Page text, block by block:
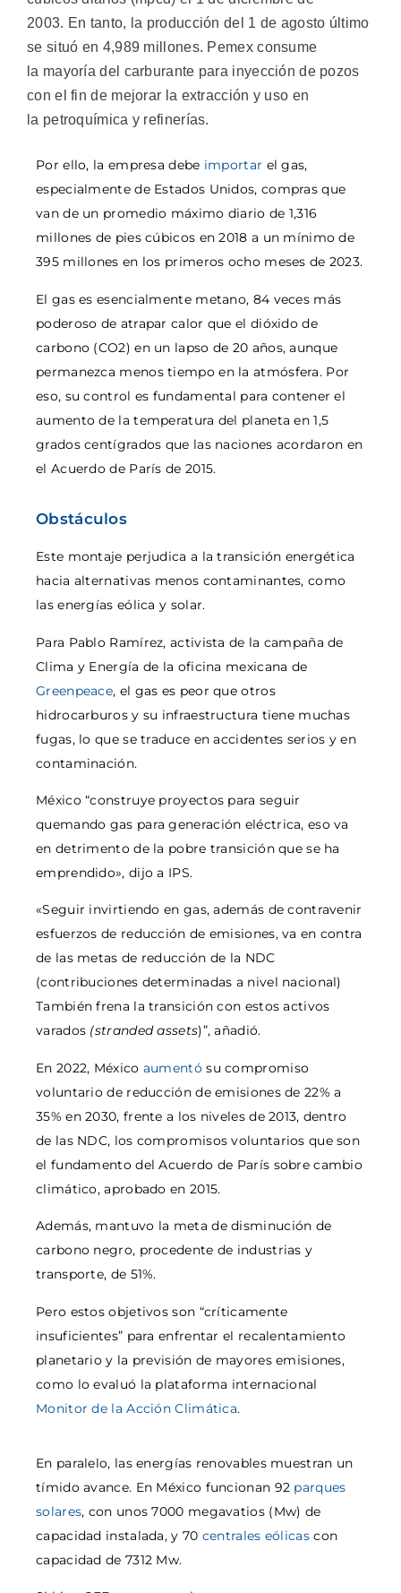
2003. En tanto, la producción del 1 de agosto último
se situó en 4,989 millones. Pemex consume
la mayoría del carburante para inyección de pozos
con el fin de mejorar la extracción y uso en
la petroquímica y refinerías.
Por ello, la empresa debe importar el gas,
especialmente de Estados Unidos, compras que
van de un promedio máximo diario de 1,316
millones de pies cúbicos en 2018 a un mínimo de
395 millones en los primeros ocho meses de 2023.
El gas es esencialmente metano, 84 veces más
poderoso de atrapar calor que el dióxido de
carbono (CO2) en un lapso de 20 años, aunque
permanezca menos tiempo en la atmósfera. Por
eso, su control es fundamental para contener el
aumento de la temperatura del planeta en 1,5
grados centígrados que las naciones acordaron en
el Acuerdo de París de 2015.
Obstáculos
Este montaje perjudica a la transición energética
hacia alternativas menos contaminantes, como
las energías eólica y solar.
Para Pablo Ramírez, activista de la campaña de
Clima y Energía de la oficina mexicana de
Greenpeace, el gas es peor que otros
hidrocarburos y su infraestructura tiene muchas
fugas, lo que se traduce en accidentes serios y en
contaminación.
México “construye proyectos para seguir
quemando gas para generación eléctrica, eso va
en detrimento de la pobre transición que se ha
emprendido», dijo a IPS.
«Seguir invirtiendo en gas, además de contravenir
esfuerzos de reducción de emisiones, va en contra
de las metas de reducción de la NDC
(contribuciones determinadas a nivel nacional)
También frena la transición con estos activos
varados (stranded assets)”, añadió.
En 2022, México aumentósu compromiso
voluntario de reducción de emisiones de 22% a
35% en 2030, frente a los niveles de 2013, dentro
de las NDC, los compromisos voluntarios que son
el fundamento del Acuerdo de París sobre cambio
climático, aprobado en 2015.
Además, mantuvo la meta de disminución de
carbono negro, procedente de industrias y
transporte, de 51%.
Pero estos objetivos son “críticamente
insuficientes” para enfrentar el recalentamiento
planetario y la previsión de mayores emisiones,
como lo evaluó la plataforma internacional
Monitor de la Acción Climática.
En paralelo, las energías renovables muestran un
tímido avance. En México funcionan 92 parques
solares, con unos 7000 megavatios (Mw) de
capacidad instalada, y 70 centrales eólicascon
capacidad de 7312 Mw.